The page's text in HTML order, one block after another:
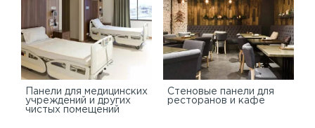
Панели для медицинских
учреждений и других
чистых помещений
Стеновые панели для
ресторанов и кафе